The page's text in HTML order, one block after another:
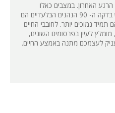
הרגע האחרון. במצבים כאלו
מפרסמת הוילה את זמינותה, ממש בדקה ה- 90 הנהנים הבלעדיים הם
נמוכים יותר. לחובבי החיים
לעיין בפרסומים השונים,
לעצמכם מתנה באמצע החיים.